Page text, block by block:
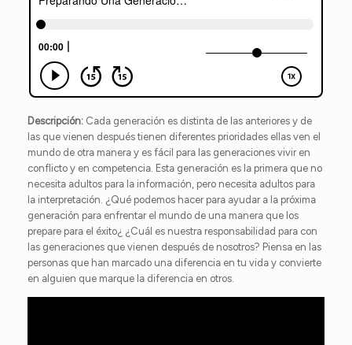
Descripción: Cada generación es distinta de las anteriores y de
las que vienen después tienen diferentes prioridades ellas ven el
mundo de otra manera y es fácil para las generaciones vivir en
conflicto y en competencia. Esta generación es la primera que no
necesita adultos para la información, pero necesita adultos para
la interpretación. ¿Qué podemos hacer para ayudar a la próxima
generación para enfrentar el mundo de una manera que los
prepare para el éxito¿ ¿Cuál es nuestra responsabilidad para con
las generaciones que vienen después de nosotros? Piensa en las
personas que han marcado una diferencia en tu vida y convierte
en alguien que marque la diferencia en otros.